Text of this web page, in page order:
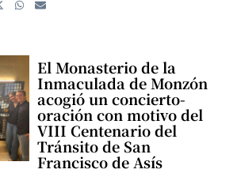
El Monasterio de la
Inmaculada de Monzón
acogió un concierto-
oración con motivo del
VIII Centenario del
Tránsito de San
Francisco de Asís